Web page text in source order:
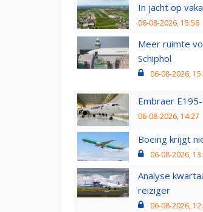
In jacht op
06-08-2026, 15:56
Meer ruimte
Schiphol
06-08-2026,
Embraer
06-08-2026, 14:27
Boeing krijgt
06-08-2026,
Analyse
reiziger
06-08-2026,